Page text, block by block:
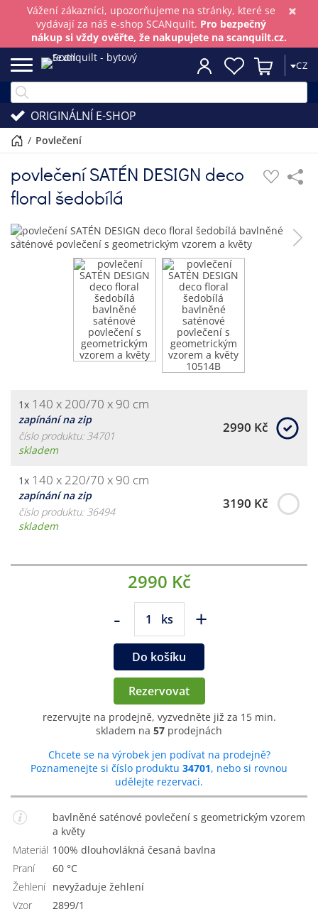
×
Vážení zákazníci, upozorňujeme na stránky, které se
vydávají za náš e-shop SCANquilt. Pro bezpečný
nákup si vždy ověřte, že nakupujete na scanquilt.cz.
CZ
ORIGINÁLNÍ E-SHOP
/ povlečení
povlečení SATÉN DESIGN deco
floral šedobílá
1x 140 x 200/70 x 90 cm
zapínání na zip
číslo produktu: 34701
skladem
2990 Kč
1x 140 x 220/70 x 90 cm
zapínání na zip
číslo produktu: 36494
skladem
3190 Kč
2990 Kč
- ks +
Do košíku
Rezervovat
rezervujte na prodejně, vyzvedněte již za 15 min.
skladem na 57 prodejnách
Chcete se na výrobek jen podívat na prodejně?
Poznamenejte si číslo produktu 34701, nebo si rovnou
udělejte rezervaci.
bavlněné saténové povlečení s geometrickým vzorem
a květy
Materiál
100% dlouhovlákná česaná bavlna
Praní
60 °C
Žehlení
nevyžaduje žehlení
Vzor
2899/1